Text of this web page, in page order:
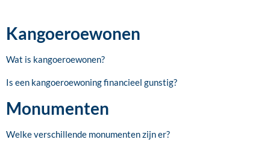
Kangoeroewonen
Wat is kangoeroewonen?
Is een kangoeroewoning financieel gunstig?
Monumenten
Welke verschillende monumenten zijn er?